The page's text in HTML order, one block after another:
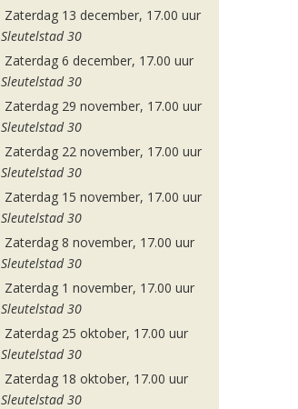
Zaterdag 13 december, 17.00 uur
Sleutelstad 30
Zaterdag 6 december, 17.00 uur
Sleutelstad 30
Zaterdag 29 november, 17.00 uur
Sleutelstad 30
Zaterdag 22 november, 17.00 uur
Sleutelstad 30
Zaterdag 15 november, 17.00 uur
Sleutelstad 30
Zaterdag 8 november, 17.00 uur
Sleutelstad 30
Zaterdag 1 november, 17.00 uur
Sleutelstad 30
Zaterdag 25 oktober, 17.00 uur
Sleutelstad 30
Zaterdag 18 oktober, 17.00 uur
Sleutelstad 30